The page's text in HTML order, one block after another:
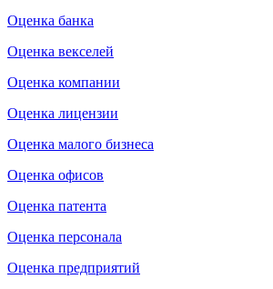
Оценка банка
Оценка векселей
Оценка компании
Оценка лицензии
Оценка малого бизнеса
Оценка офисов
Оценка патента
Оценка персонала
Оценка предприятий